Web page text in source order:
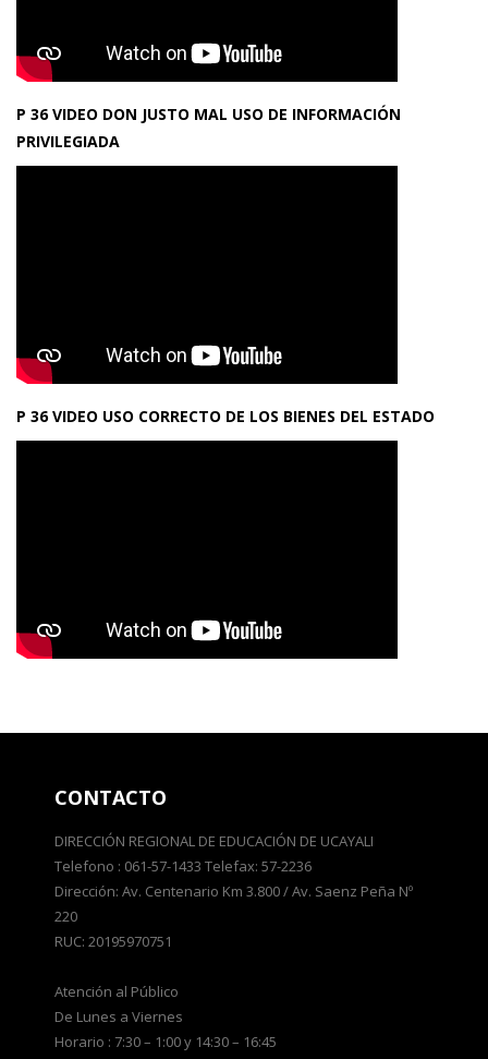
P 36 VIDEO DON JUSTO MAL USO DE INFORMACIÓN
PRIVILEGIADA
P 36 VIDEO USO CORRECTO DE LOS BIENES DEL ESTADO
CONTACTO
DIRECCIÓN REGIONAL DE EDUCACIÓN DE UCAYALI
Telefono : 061-57-1433 Telefax: 57-2236
Dirección: Av. Centenario Km 3.800 / Av. Saenz Peña Nº
220
RUC: 20195970751
Atención al Público
De Lunes a Viernes
Horario : 7:30 – 1:00 y 14:30 – 16:45